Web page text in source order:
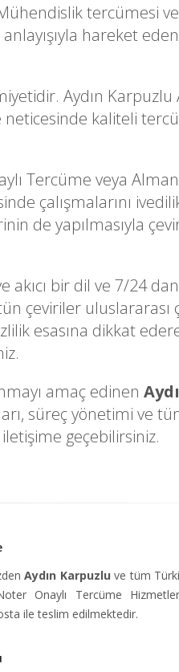
tercümesi
hareket eden
Aydın Karpuzlu
neticesinde kaliteli
Tercüme veya
çalışmalarını
de yapılmasıyla
bir dil ve 7/24
çeviriler uluslararası
esasına dikkat
amaç edinen
süreç yönetimi ve
geçebilirsiniz.
Aydın Karpuzlu ve tüm
Onaylı Tercüme
ile teslim edilmektedir.